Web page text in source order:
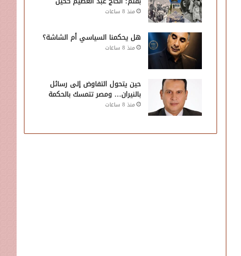
منذ 8 ساعات
هل يحكمنا السياسي أم الشاشة؟
منذ 8 ساعات
حين يتحول التفاوض إلى رسائل
بالنيران… ومصر تتمسك بالحكمة
منذ 8 ساعات